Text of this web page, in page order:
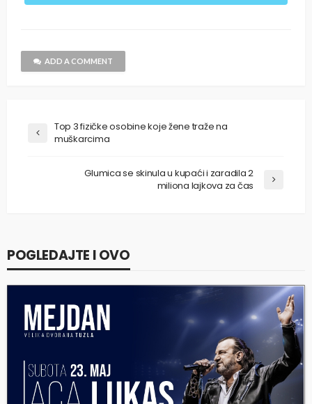
ADD A COMMENT
Top 3 fizičke osobine koje žene traže na
muškarcima
Glumica se skinula u kupaći i zaradila 2
miliona lajkova za čas
POGLEDAJTE I OVO